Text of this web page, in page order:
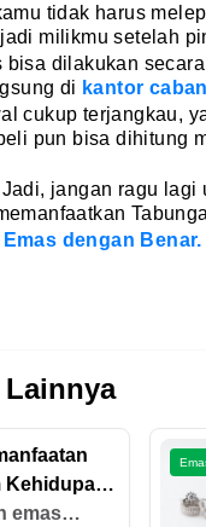
tidak harus
milikmu setelah
bisa dilakukan
di kantor
cukup terjangkau,
pun bisa dihitung
jangan ragu
dengan
Kehidupan
emas